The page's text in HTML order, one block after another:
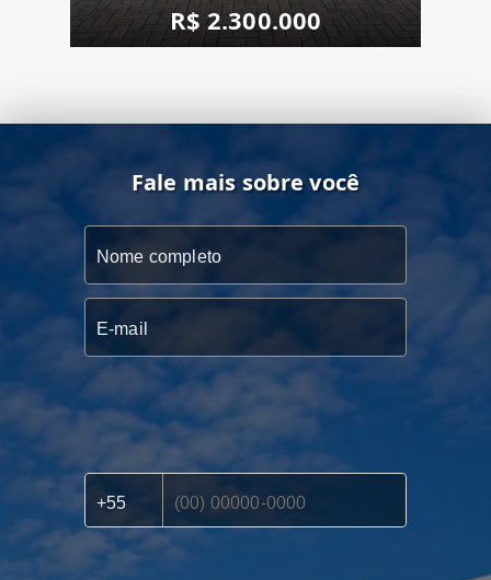
R$ 2.300.000
Fale mais sobre você